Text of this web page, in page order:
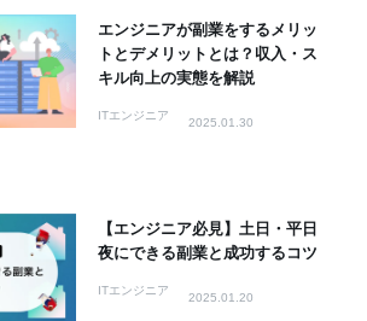
エンジニアが副業をするメリッ
トとデメリットとは？収入・ス
キル向上の実態を解説
ITエンジニア
2025.01.30
【エンジニア必見】土日・平日
夜にできる副業と成功するコツ
ITエンジニア
2025.01.20